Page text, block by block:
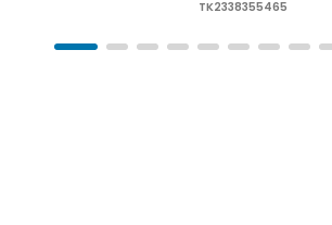
TK2338355465